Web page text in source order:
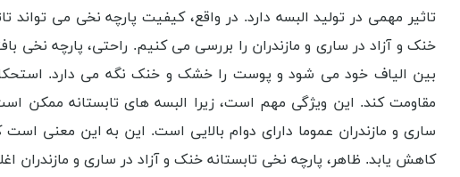
تاثیر مهمی در تولید البسه دارد. در واقع، کیفیت پارچه نخی می تواند
خنک و آزاد در ساری و مازندران را بررسی می کنیم. راحتی، پارچه نخی
بین الیاف خود می شود و پوست را خشک و خنک نگه می دارد. استحکام،
مقاومت کند. این ویژگی مهم است، زیرا البسه های تابستانه ممکن
ساری و مازندران عموما دارای دوام بالایی است. این به این معنی
کاهش یابد. ظاهر، پارچه نخی تابستانه خنک و آزاد در ساری و